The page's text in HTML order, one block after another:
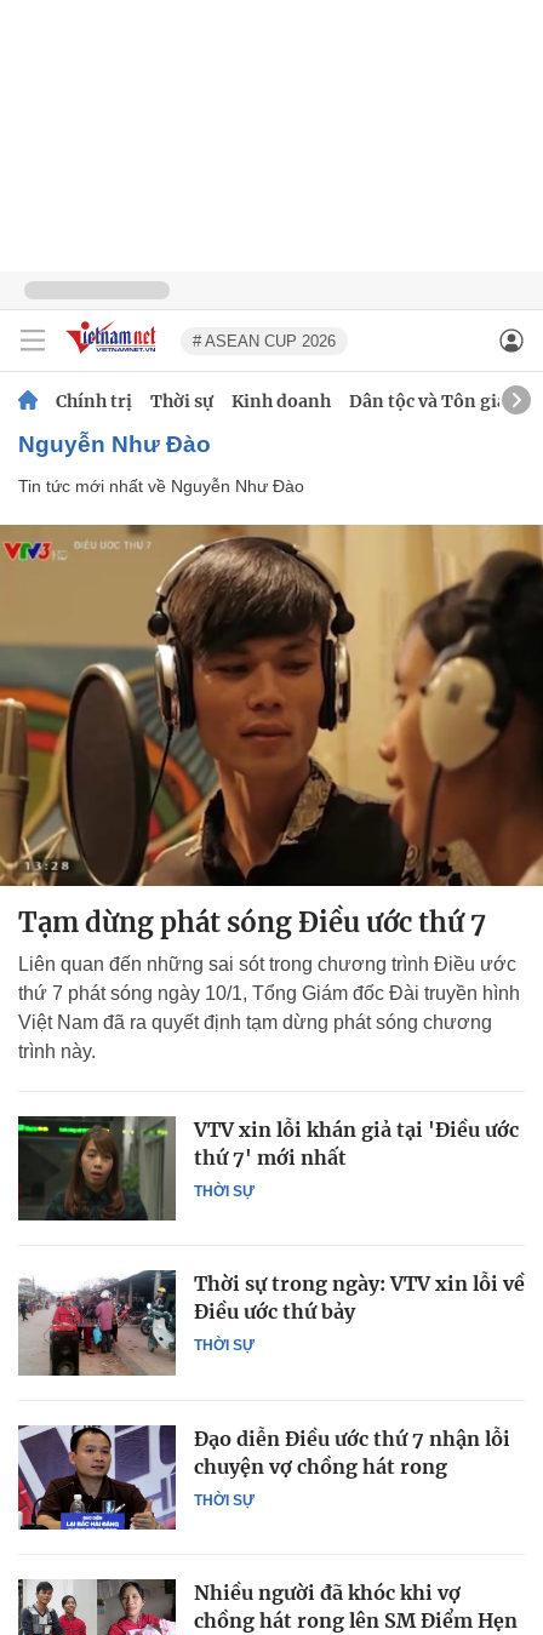
# ASEAN CUP 2026
Chính trị Thời sự Kinh doanh Dân tộc và Tôn giáo
Nguyễn Như Đào
Tin tức mới nhất về Nguyễn Như Đào
Tạm dừng phát sóng Điều ước thứ 7
Liên quan đến những sai sót trong chương trình Điều ước
thứ 7 phát sóng ngày 10/1, Tổng Giám đốc Đài truyền hình
Việt Nam đã ra quyết định tạm dừng phát sóng chương
trình này.
THỜI SỰ
VTV xin lỗi khán giả tại 'Điều ước
thứ 7' mới nhất
THỜI SỰ
Thời sự trong ngày: VTV xin lỗi về
Điều ước thứ bảy
THỜI SỰ
Đạo diễn Điều ước thứ 7 nhận lỗi
chuyện vợ chồng hát rong
Nhiều người đã khóc khi vợ
chồng hát rong lên SM Điểm Hẹn